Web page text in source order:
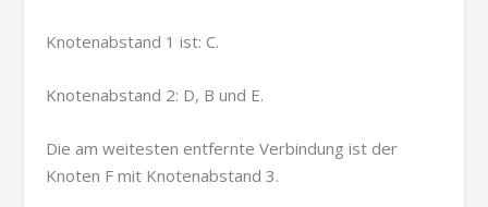
Knotenabstand 1 ist: C.
Knotenabstand 2: D, B und E.
Die am weitesten entfernte Verbindung ist der
Knoten F mit Knotenabstand 3.